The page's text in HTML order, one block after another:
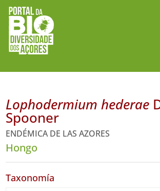
Lophodermium hederae
Spooner
ENDÉMICA DE LAS AZORES
Hongo
Taxonomía